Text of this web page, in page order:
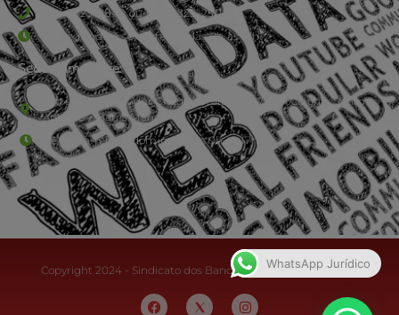
(24) 3323-2848 ou (24) 3323-2500
De segunda à sexta-feira , das 9h às 17h.
Sede Campestre:
Estrada Governador Chagas Freitas – 3.780 – Colônia Santo
Antônio – Barra Mansa
De terça-feira a domingo, das 9h às 17h
Copyright 2024 - Sindicato dos Bancários do Sul Fluminense
WhatsApp Jurídico